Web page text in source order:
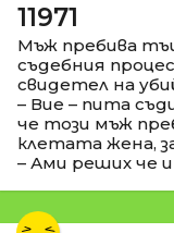
11971
Мъж пребива
съдебния
свидетел на
– Вие – пита
че този мъж
клетата жена,
– Ами реших че и